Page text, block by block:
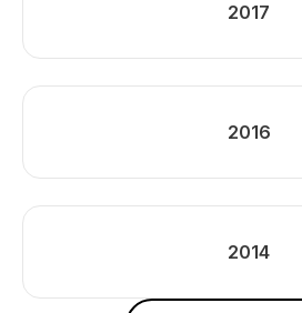
2017
2016
2014